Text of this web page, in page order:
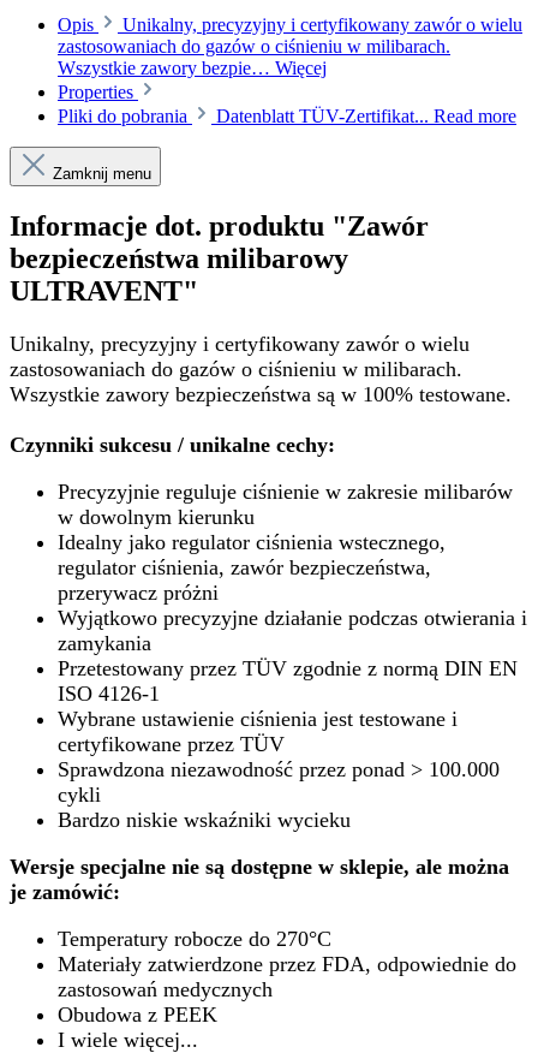
Opis
Unikalny, precyzyjny i certyfikowany zawór o wielu
zastosowaniach do gazów o ciśnieniu w milibarach.
Wszystkie zawory bezpie… Więcej
Properties
Pliki do pobrania
Datenblatt TÜV-Zertifikat... Read more
Zamknij menu
Informacje dot. produktu "Zawór
bezpieczeństwa milibarowy
ULTRAVENT"
Unikalny, precyzyjny i certyfikowany zawór o wielu
zastosowaniach do gazów o ciśnieniu w milibarach.
Wszystkie zawory bezpieczeństwa są w 100% testowane.
Czynniki sukcesu / unikalne cechy:
Precyzyjnie reguluje ciśnienie w zakresie milibarów
w dowolnym kierunku
Idealny jako regulator ciśnienia wstecznego,
regulator ciśnienia, zawór bezpieczeństwa,
przerywacz próżni
Wyjątkowo precyzyjne działanie podczas otwierania i
zamykania
Przetestowany przez TÜV zgodnie z normą DIN EN
ISO 4126-1
Wybrane ustawienie ciśnienia jest testowane i
certyfikowane przez TÜV
Sprawdzona niezawodność przez ponad > 100.000
cykli
Bardzo niskie wskaźniki wycieku
Wersje specjalne nie są dostępne w sklepie, ale można
je zamówić:
Temperatury robocze do 270°C
Materiały zatwierdzone przez FDA, odpowiednie do
zastosowań medycznych
Obudowa z PEEK
I wiele więcej...